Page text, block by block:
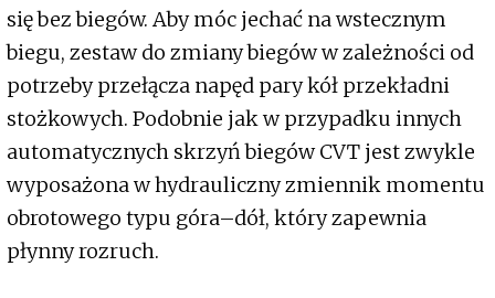
się bez biegów. Aby móc jechać na wstecznym
biegu, zestaw do zmiany biegów w zależności od
potrzeby przełącza napęd pary kół przekładni
stożkowych. Podobnie jak w przypadku innych
automatycznych skrzyń biegów CVT jest zwykle
wyposażona w hydrauliczny zmiennik momentu
obrotowego typu góra–dół, który zapewnia
płynny rozruch.